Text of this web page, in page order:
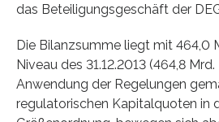
das Beteiligungsgeschäft der
Die Bilanzsumme liegt mit 464,0
Niveau des 31.12.2013 (464,8
Anwendung der Regelungen
regulatorischen Kapitalquoten in